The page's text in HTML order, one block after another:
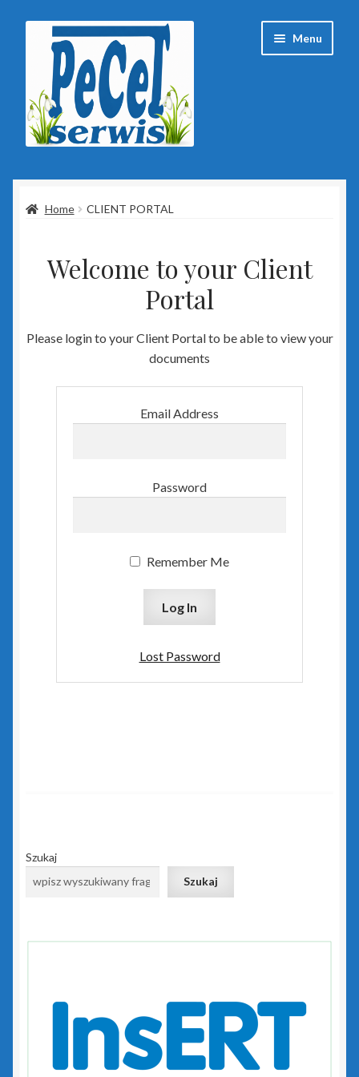
Przejdź
nawigacji
Przejdź
treści
Menu
Baza wiedzy
Insert
Biuro GT
Gratyfikant GT Sfera
Sfera dla Subiekta GT
Subiekt Sprint 2
Home CLIENT PORTAL
Welcome to your Client
Portal
Please login to your Client Portal to be able to view your
documents
Email Address
Password
Remember Me
Lost Password
Szukaj
Szukaj